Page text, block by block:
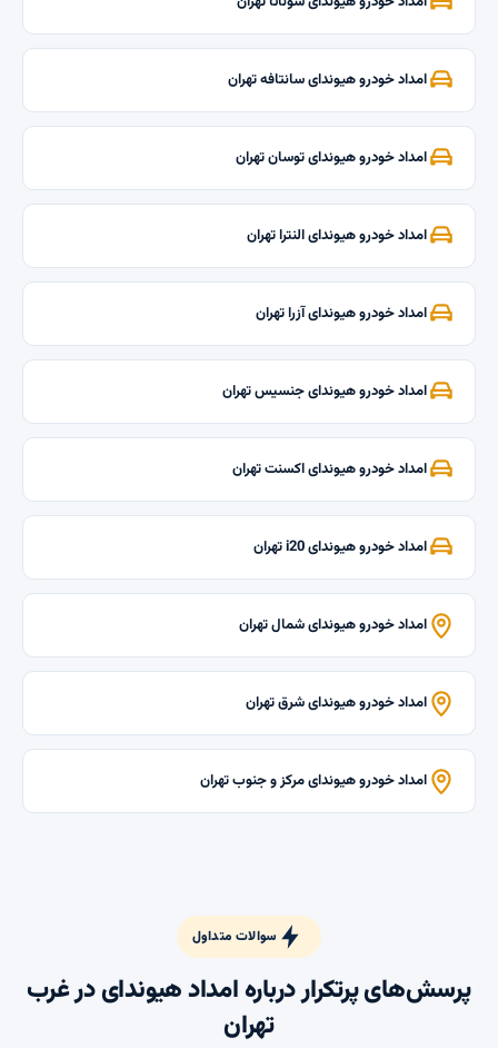
امداد خودرو هیوندای سانتافه تهران
امداد خودرو هیوندای توسان تهران
امداد خودرو هیوندای النترا تهران
امداد خودرو هیوندای آزرا تهران
امداد خودرو هیوندای جنسیس تهران
امداد خودرو هیوندای اکسنت تهران
امداد خودرو هیوندای i20 تهران
امداد خودرو هیوندای شمال تهران
امداد خودرو هیوندای شرق تهران
امداد خودرو هیوندای مرکز و جنوب تهران
سوالات متداول
پرسش‌های پرتکرار درباره امداد هیوندای در غرب
تهران